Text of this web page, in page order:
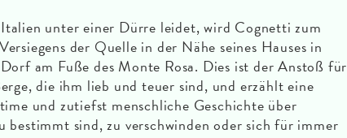
unter einer Dürre leidet, wird Cognetti zum
der Quelle in der Nähe seines Hauses in
am Fuße des Monte Rosa. Dies ist der Anstoß für
die ihm lieb und teuer sind, und erzählt eine
und zutiefst menschliche Geschichte über
bestimmt sind, zu verschwinden oder sich für immer